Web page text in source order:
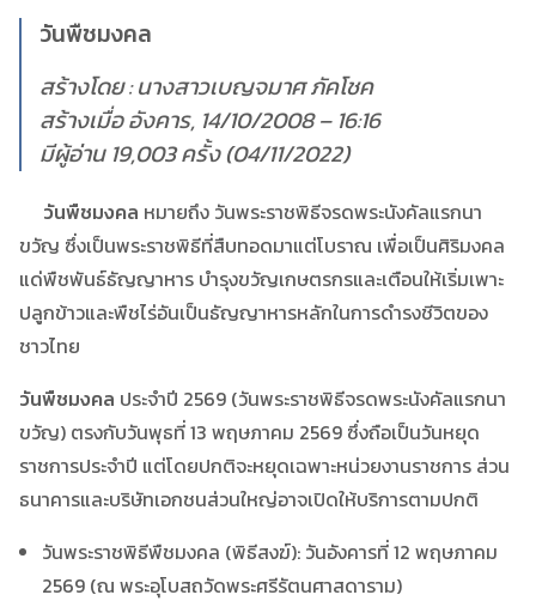
วันพืชมงคล
สร้างโดย : นางสาวเบญจมาศ ภัคโชค
สร้างเมื่อ อังคาร, 14/10/2008 – 16:16
มีผู้อ่าน 19,003 ครั้ง (04/11/2022)
วันพืชมงคล หมายถึง วันพระราชพิธีจรดพระนังคัลแรกนา
ขวัญ ซึ่งเป็นพระราชพิธีที่สืบทอดมาแต่โบราณ เพื่อเป็นศิริมงคล
แด่พืชพันธ์ธัญญาหาร บำรุงขวัญเกษตรกรและเตือนให้เริ่มเพาะ
ปลูกข้าวและพืชไร่อันเป็นธัญญาหารหลักในการดำรงชีวิตของ
ชาวไทย
วันพืชมงคล ประจำปี 2569 (วันพระราชพิธีจรดพระนังคัลแรกนา
ขวัญ) ตรงกับวันพุธที่ 13 พฤษภาคม 2569 ซึ่งถือเป็นวันหยุด
ราชการประจำปี แต่โดยปกติจะหยุดเฉพาะหน่วยงานราชการ ส่วน
ธนาคารและบริษัทเอกชนส่วนใหญ่อาจเปิดให้บริการตามปกติ
วันพระราชพิธีพืชมงคล (พิธีสงฆ์): วันอังคารที่ 12 พฤษภาคม
2569 (ณ พระอุโบสถวัดพระศรีรัตนศาสดาราม)